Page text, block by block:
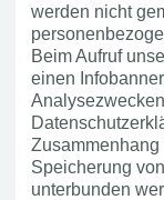
werden nicht
Beim Aufruf
einen
Speicherung
unterbunden